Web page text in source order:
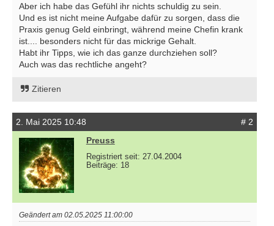
Aber ich habe das Gefühl ihr nichts schuldig zu sein.
Und es ist nicht meine Aufgabe dafür zu sorgen, dass die
Praxis genug Geld einbringt, während meine Chefin krank
ist.... besonders nicht für das mickrige Gehalt.
Habt ihr Tipps, wie ich das ganze durchziehen soll?
Auch was das rechtliche angeht?
Zitieren
2. Mai 2025 10:48
# 2
Preuss
Registriert seit: 27.04.2004
Beiträge: 18
Geändert am 02.05.2025 11:00:00